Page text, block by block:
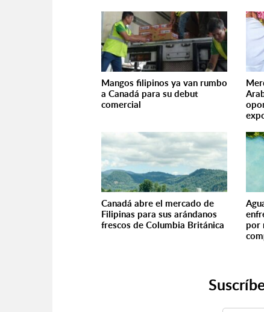
Mangos filipinos ya van rumbo
a Canadá para su debut
comercial
Canadá abre el mercado de
Filipinas para sus arándanos
frescos de Columbia Británica
por